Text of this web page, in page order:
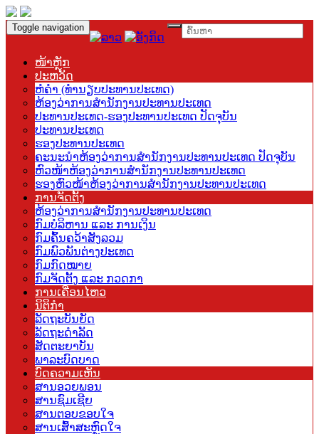
Toggle navigation
ໜ້າຫຼັກ
ປະຫວັດ
ຫໍຄຳ (ທຳນຽບປະທານປະເທດ)
ຫ້ອງວ່າການສຳນັກງານປະທານປະເທດ
ປະທານປະເທດ-ຮອງປະທານປະເທດ ປັດຈຸບັນ
ປະທານປະເທດ
ຮອງປະທານປະເທດ
ຄະນະນຳຫ້ອງວ່າການສຳນັກງານປະທານປະເທດ ປັດຈຸບັນ
ຫົວໜ້າຫ້ອງວ່າການສຳນັກງານປະທານປະເທດ
ຮອງຫົວໜ້າຫ້ອງວ່າການສຳນັກງານປະທານປະເທດ
ການຈັດຕັ້ງ
ຫ້ອງວ່າການສຳນັກງານປະທານປະເທດ
ກົມບໍລິຫານ ແລະ ການເງິນ
ກົມຄົ້ນຄວ້າສັງລວມ
ກົມພົວພັນຕ່າງປະເທດ
ກົມກົດໝາຍ
ກົມຈັດຕັ້ງ ແລະ ກວດກາ
ການເຄື່ອນໄຫວ
ນິຕິກຳ
ລັດຖະບັນຍັດ
ລັດຖະດຳລັດ
ສັດຕະຍາບັນ
ພາລະບົດບາດ
ບົດຄວາມເຫັນ
ສານອວຍພອນ
ສານຊົມເຊີຍ
ສານຕອບຂອບໃຈ
ສານເສົ້າສະຫຼົດໃຈ